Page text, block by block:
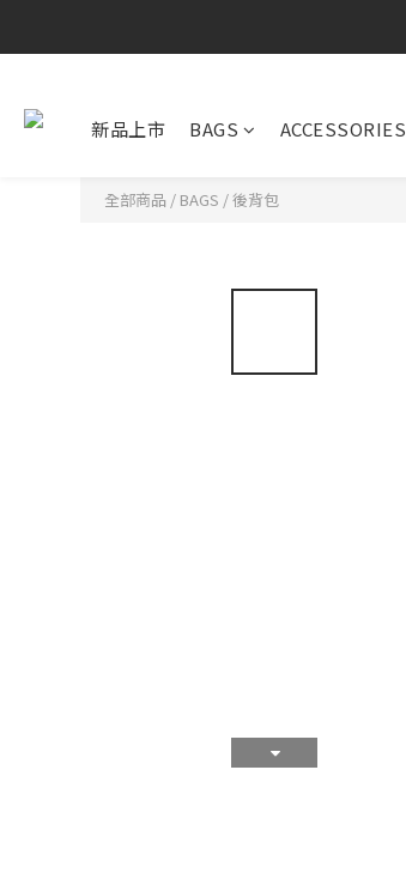
新品上市 BAGS ACCESSORIES
全部商品 / BAGS /後背包